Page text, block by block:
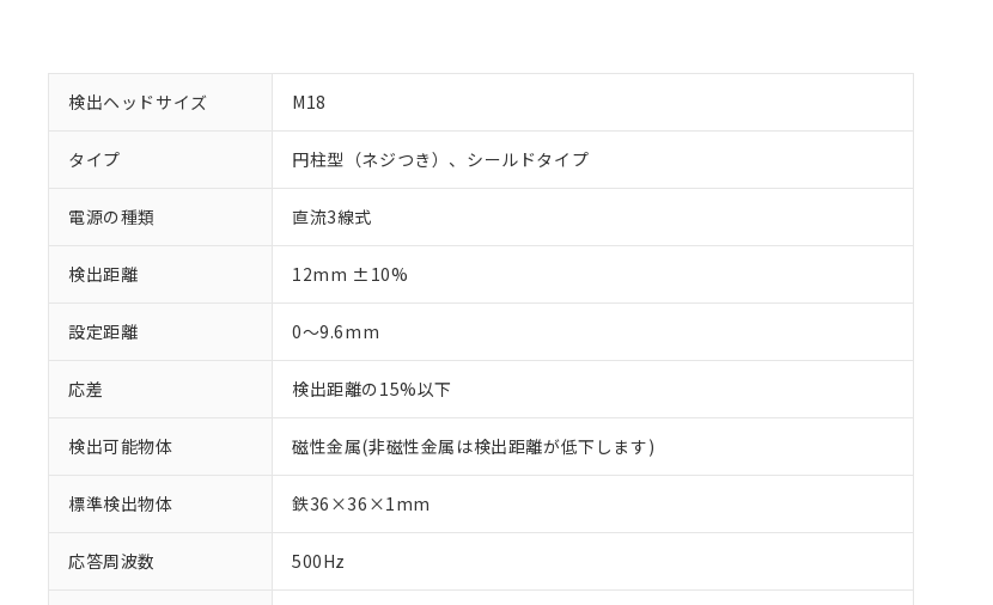
検出ヘッドサイズ M18
タイプ 円柱型（ネジつき）、シールドタイプ
電源の種類 直流3線式
検出距離 12mm ±10%
設定距離 0～9.6mm
応差 検出距離の15%以下
検出可能物体 磁性金属(非磁性金属は検出距離が低下します)
標準検出物体 鉄36×36×1mm
応答周波数 500Hz